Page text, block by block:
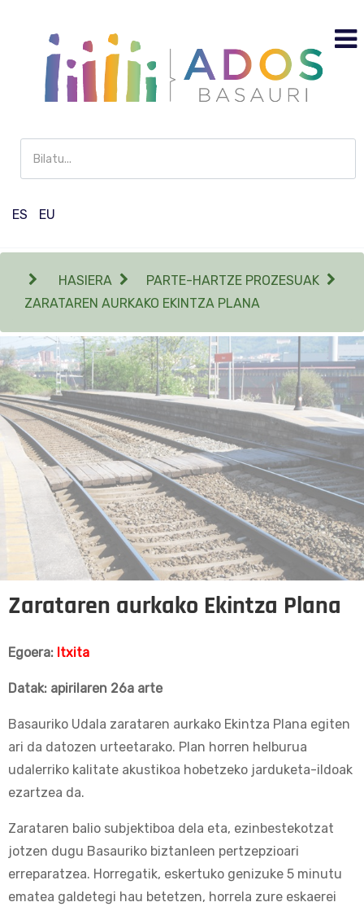
ES
EU
HASIERA
PARTE-HARTZE PROZESUAK
ZARATAREN AURKAKO EKINTZA PLANA
Zarataren aurkako Ekintza Plana
Egoera: Itxita
Datak: apirilaren 26a arte
Basauriko Udala zarataren aurkako Ekintza Plana egiten
ari da datozen urteetarako. Plan horren helburua
udalerriko kalitate akustikoa hobetzeko jarduketa-ildoak
ezartzea da.
Zarataren balio subjektiboa dela eta, ezinbestekotzat
jotzen dugu Basauriko biztanleen pertzepzioari
erreparatzea. Horregatik, eskertuko genizuke 5 minutu
ematea galdetegi hau betetzen, horrela zure eskaerei